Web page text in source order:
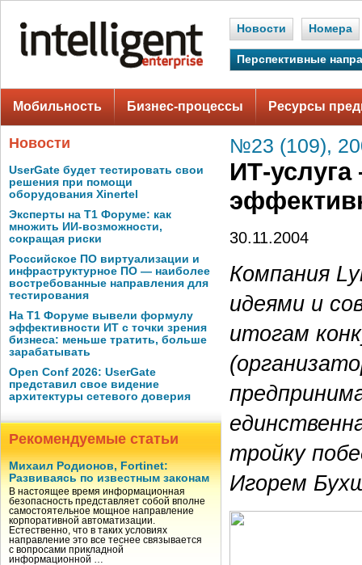
Новости Номера
Перспективные
Мобильность Бизнес-процессы Ресурсы
Новости
UserGate будет тестировать свои
решения при помощи
оборудования Xinertel
Эксперты на Т1 Форуме: как
множить ИИ-возможности,
сокращая риски
Российское ПО виртуализации и
инфраструктурное ПО — наиболее
востребованные направления для
тестирования
На Т1 Форуме вывели формулу
эффективности ИТ с точки зрения
бизнеса: меньше тратить, больше
зарабатывать
Open Conf 2026: UserGate
представил свое видение
архитектуры сетевого доверия
Рекомендуемые статьи
Михаил Родионов, Fortinet:
Развиваясь по известным законам
В настоящее время информационная
безопасность представляет собой вполне
самостоятельное мощное направление
корпоративной автоматизации.
Естественно, что в таких условиях
направление это все теснее связывается
с вопросами прикладной
информационной …
№23 (109),
ИТ-
30.11.2004
Компания
идеями и
итогам
тройку
Игорем